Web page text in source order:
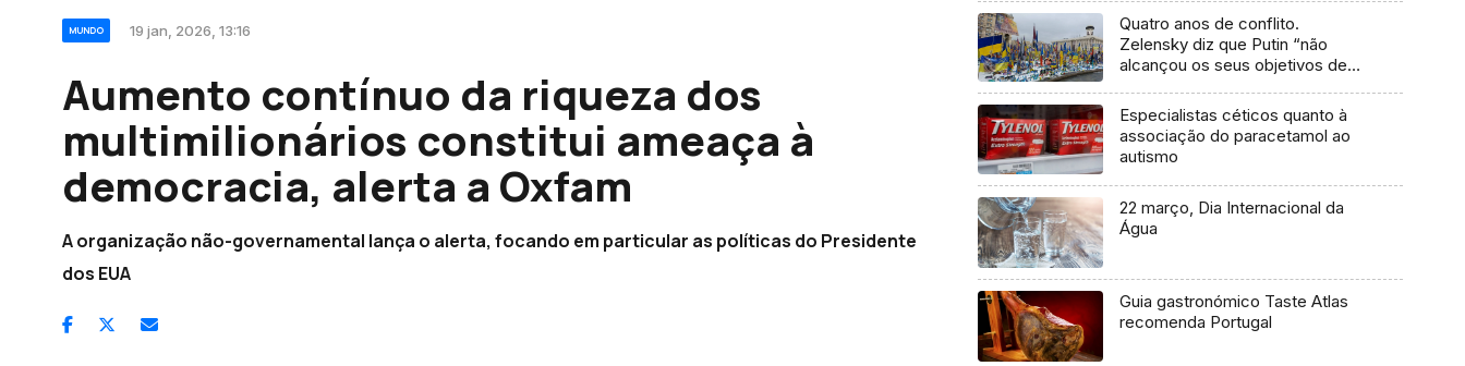
MUNDO 19 jan, 2026, 13:16
Aumento contínuo da riqueza dos
multimilionários constitui ameaça à
democracia, alerta a Oxfam
A organização não-governamental lança o alerta, focando em particular as políticas do Presidente
dos EUA
Quatro anos de conflito.
Zelensky diz que Putin “não
alcançou os seus objetivos de
Especialistas céticos quanto à
associação do paracetamol ao
autismo
22 março, Dia Internacional da
Água
Guia gastronómico Taste Atlas
recomenda Portugal